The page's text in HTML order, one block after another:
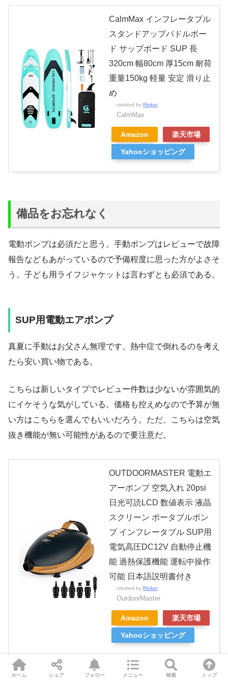
CalmMax インフレータブル
スタンドアップパドルボー
ド サップボード SUP 長
320cm 幅80cm 厚15cm 耐荷
重量150kg 軽量 安定 滑り止
め
created by Rinker
CalmMax
Amazon 楽天市場
Yahooショッピング
備品をお忘れなく
電動ポンプは必須だと思う。手動ポンプはレビューで故障
報告などもあがっているので予備程度に思った方がよさそ
う。子ども用ライフジャケットは言わずとも必須である。
SUP用電動エアポンプ
真夏に手動はお父さん無理です。熱中症で倒れるのを考え
たら安い買い物である。
こちらは新しいタイプでレビュー件数は少ないが雰囲気的
にイケそうな気がしている。価格も控えめなので予算が無
い方はこちらを選んでもいいだろう。ただ、こちらは空気
抜き機能が無い可能性があるので要注意だ。
OUTDOORMASTER 電動エ
アーポンプ 空気入れ 20psi
日光可読LCD 数値表示 液晶
スクリーン ポータブルポン
プ インフレータブル SUP用
電気高圧DC12V 自動停止機
能 過熱保護機能 運転中操作
可能 日本語説明書付き
created by Rinker
OutdoorMaster
Amazon 楽天市場
Yahooショッピング
ホーム シェア フォロー メニュー 検索 トップ